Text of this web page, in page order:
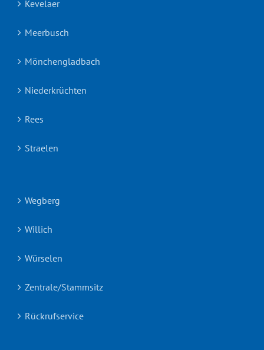
Kevelaer
Meerbusch
Mönchengladbach
Niederkrüchten
Rees
Straelen
Wegberg
Willich
Würselen
Zentrale/Stammsitz
Rückrufservice